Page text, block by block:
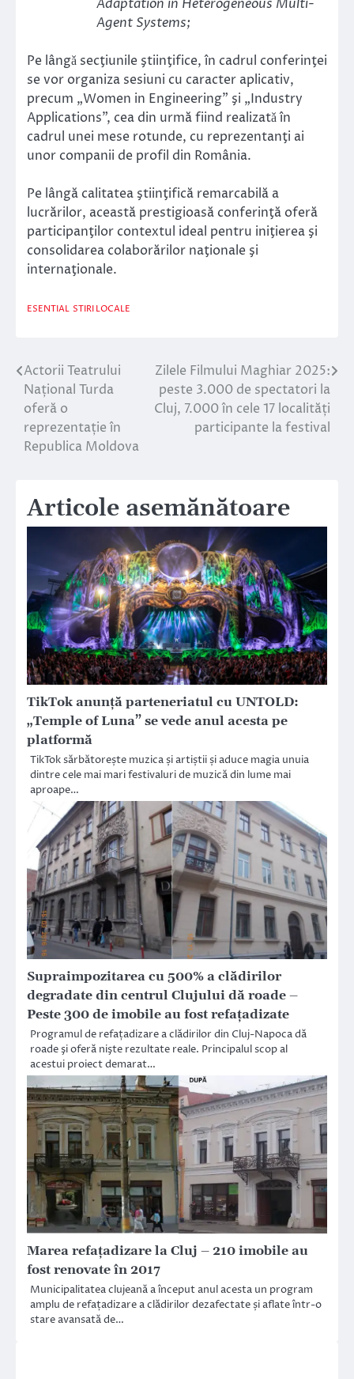
Adaptation in Heterogeneous Multi-
Agent Systems;
Pe lângǎ secţiunile ştiinţifice, în cadrul conferinţei
se vor organiza sesiuni cu caracter aplicativ,
precum „Women in Engineering” şi „Industry
Applications”, cea din urmă fiind realizatǎ în
cadrul unei mese rotunde, cu reprezentanţi ai
unor companii de profil din România.
Pe lângă calitatea ştiinţifică remarcabilă a
lucrărilor, această prestigioasă conferinţă oferă
participanţilor contextul ideal pentru iniţierea şi
consolidarea colaborărilor naţionale şi
internaţionale.
ESENTIAL STIRI LOCALE
Navigare
în
articole
Actorii Teatrului
Național Turda
oferă o
reprezentație în
Republica Moldova
Zilele Filmului Maghiar 2025:
peste 3.000 de spectatori la
Cluj, 7.000 în cele 17 localități
participante la festival
Articole asemănătoare
TikTok anunță parteneriatul cu UNTOLD:
„Temple of Luna” se vede anul acesta pe
platformă
TikTok sărbătorește muzica și artiștii și aduce magia unuia
dintre cele mai mari festivaluri de muzică din lume mai
aproape…
Supraimpozitarea cu 500% a clădirilor
degradate din centrul Clujului dă roade –
Peste 300 de imobile au fost refaţadizate
Programul de refațadizare a clădirilor din Cluj-Napoca dă
roade şi oferă nişte rezultate reale. Principalul scop al
acestui proiect demarat…
Marea refațadizare la Cluj – 210 imobile au
fost renovate în 2017
Municipalitatea clujeană a început anul acesta un program
amplu de refațadizare a clădirilor dezafectate și aflate într-o
stare avansată de…